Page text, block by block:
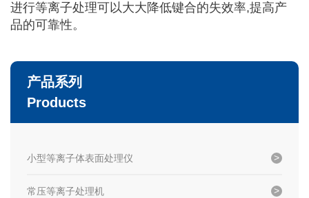
进行等离子处理可以大大降低键合的失效率,提高产
品的可靠性。
产品系列
Products
小型等离子体表面处理仪
常压等离子处理机